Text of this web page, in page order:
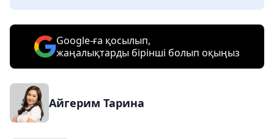
Google-ға қосылып,
жаңалықтарды бірінші болып оқыңыз
Айгерим Тарина